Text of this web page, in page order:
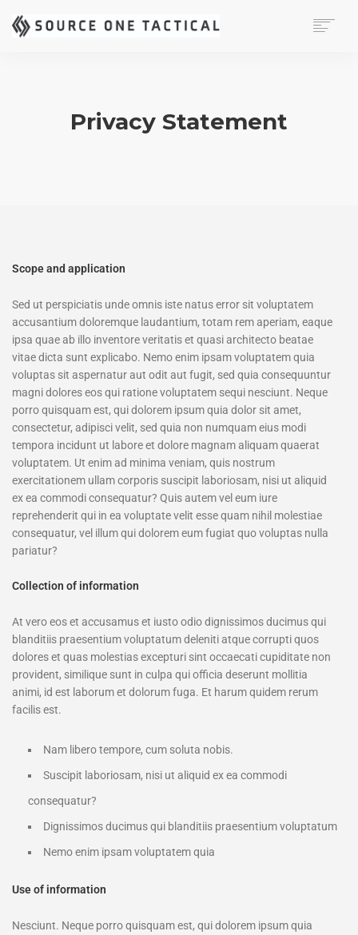
Privacy Statement
Scope and application
Sed ut perspiciatis unde omnis iste natus error sit voluptatem
accusantium doloremque laudantium, totam rem aperiam, eaque
ipsa quae ab illo inventore veritatis et quasi architecto beatae
vitae dicta sunt explicabo. Nemo enim ipsam voluptatem quia
voluptas sit aspernatur aut odit aut fugit, sed quia consequuntur
magni dolores eos qui ratione voluptatem sequi nesciunt. Neque
porro quisquam est, qui dolorem ipsum quia dolor sit amet,
consectetur, adipisci velit, sed quia non numquam eius modi
tempora incidunt ut labore et dolore magnam aliquam quaerat
voluptatem. Ut enim ad minima veniam, quis nostrum
exercitationem ullam corporis suscipit laboriosam, nisi ut aliquid
ex ea commodi consequatur? Quis autem vel eum iure
reprehenderit qui in ea voluptate velit esse quam nihil molestiae
consequatur, vel illum qui dolorem eum fugiat quo voluptas nulla
pariatur?
Collection of information
At vero eos et accusamus et iusto odio dignissimos ducimus qui
blanditiis praesentium voluptatum deleniti atque corrupti quos
dolores et quas molestias excepturi sint occaecati cupiditate non
provident, similique sunt in culpa qui officia deserunt mollitia
animi, id est laborum et dolorum fuga. Et harum quidem rerum
facilis est.
Nam libero tempore, cum soluta nobis.
Suscipit laboriosam, nisi ut aliquid ex ea commodi
consequatur?
Dignissimos ducimus qui blanditiis praesentium voluptatum
Nemo enim ipsam voluptatem quia
Use of information
Nesciunt. Neque porro quisquam est, qui dolorem ipsum quia